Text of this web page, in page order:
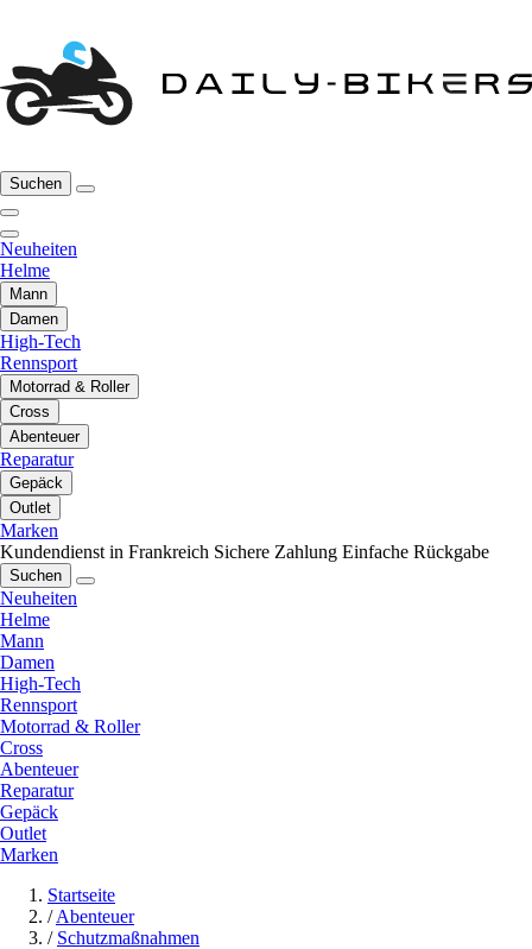
Suchen
Neuheiten
Helme
Mann
Damen
High-Tech
Rennsport
Motorrad & Roller
Cross
Abenteuer
Reparatur
Gepäck
Outlet
Marken
Kundendienst in Frankreich Sichere Zahlung Einfache Rückgabe
Suchen
Neuheiten
Helme
Mann
Damen
High-Tech
Rennsport
Motorrad & Roller
Cross
Abenteuer
Reparatur
Gepäck
Outlet
Marken
Startseite
/ Abenteuer
/ Schutzmaßnahmen